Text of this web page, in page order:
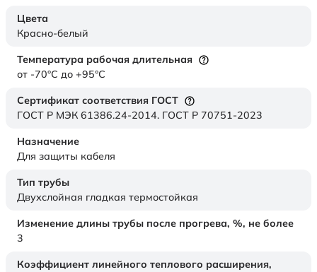
Цвета
Красно-белый
Температура рабочая длительная
от -70°C до +95°C
Сертификат соответствия ГОСТ
ГОСТ Р МЭК 61386.24-2014. ГОСТ Р 70751-2023
Назначение
Для защиты кабеля
Тип трубы
Двухслойная гладкая термостойкая
Изменение длины трубы после прогрева, %, не более
3
Коэффициент линейного теплового расширения,